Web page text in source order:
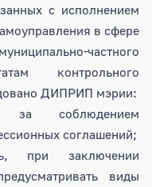
с исполнением
в сфере
частного
контрольного
ДИПРИП мэрии:
за соблюдением
соглашений;
при заключении
виды